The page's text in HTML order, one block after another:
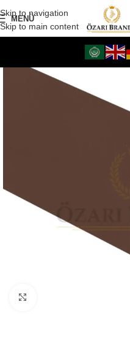
Skip to navigation
Skip to main content
MENÜ